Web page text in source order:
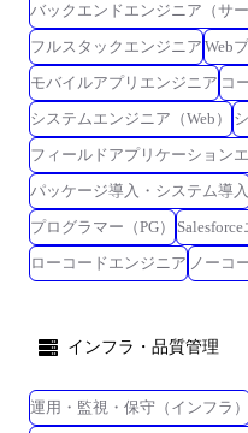
バックエンドエンジニア（サ
フルスタックエンジニア Web
モバイルアプリエンジニア コ
システムエンジニア（Web）
フィールドアプリケーションエ
パッケージ導入・システム導入
プログラマー（PG）
ローコードエンジニア ノーコ
インフラ・品質管理
運用・監視・保守（インフラ）